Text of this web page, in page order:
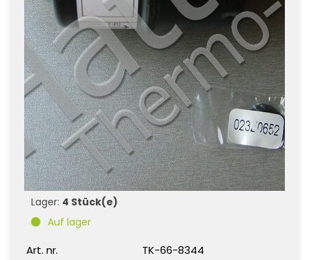
Lager: 4 Stück(e)
Auf lager
Art. nr.
TK-66-8344